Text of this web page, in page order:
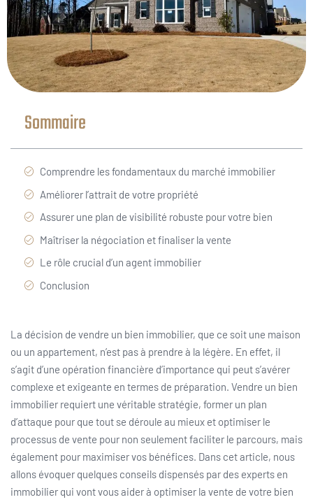
Sommaire
Comprendre les fondamentaux du marché immobilier
Améliorer l’attrait de votre propriété
Assurer une plan de visibilité robuste pour votre bien
Maîtriser la négociation et finaliser la vente
Le rôle crucial d’un agent immobilier
Conclusion
La décision de vendre un bien immobilier, que ce soit une maison
ou un appartement, n’est pas à prendre à la légère. En effet, il
s’agit d’une opération financière d’importance qui peut s’avérer
complexe et exigeante en termes de préparation. Vendre un bien
immobilier requiert une véritable stratégie, former un plan
d’attaque pour que tout se déroule au mieux et optimiser le
processus de vente pour non seulement faciliter le parcours, mais
également pour maximiser vos bénéfices. Dans cet article, nous
allons évoquer quelques conseils dispensés par des experts en
immobilier qui vont vous aider à optimiser la vente de votre bien